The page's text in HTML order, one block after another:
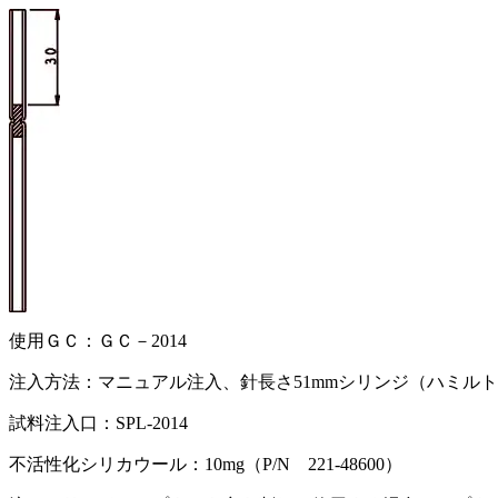
使用ＧＣ：ＧＣ－2014
注入方法：マニュアル注入、針長さ51mmシリンジ（ハミルト
試料注入口：SPL-2014
不活性化シリカウール：10mg（P/N 221-48600）